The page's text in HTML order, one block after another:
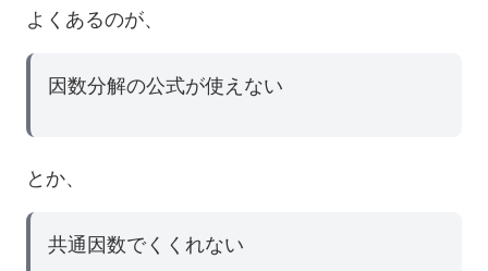
よくあるのが、
因数分解の公式が使えない
とか、
共通因数でくくれない